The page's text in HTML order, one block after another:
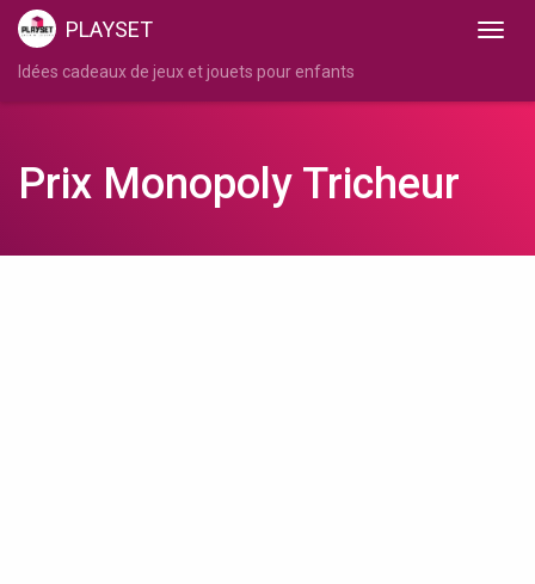
PLAYSET
Idées cadeaux de jeux et jouets pour enfants
Prix Monopoly Tricheur